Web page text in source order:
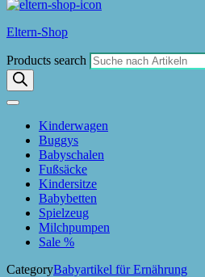
Eltern-Shop
Products search
Kinderwagen
Buggys
Babyschalen
Fußsäcke
Kindersitze
Babybetten
Spielzeug
Milchpumpen
Sale %
CategoryBabyartikel für Ernährung